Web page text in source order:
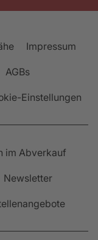
Impressum
AGBs
Einstellungen
im Abverkauf
Newsletter